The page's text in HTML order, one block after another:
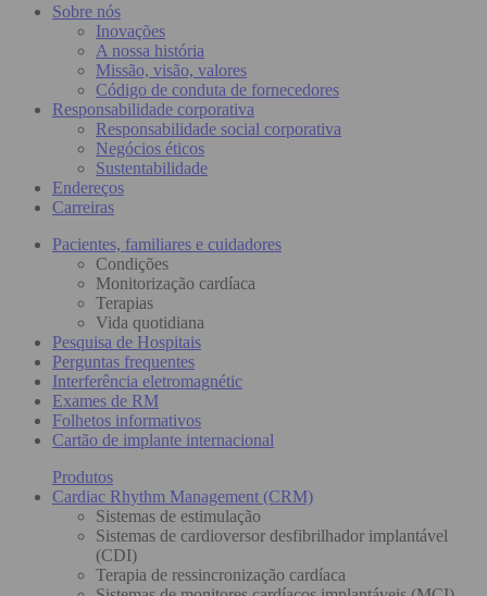
Sobre nós
Inovações
A nossa história
Missão, visão, valores
Código de conduta de fornecedores
Responsabilidade corporativa
Responsabilidade social corporativa
Negócios éticos
Sustentabilidade
Endereços
Carreiras
Pacientes, familiares e cuidadores
Condições
Monitorização cardíaca
Terapias
Vida quotidiana
Pesquisa de Hospitais
Perguntas frequentes
Interferência eletromagnétic
Exames de RM
Folhetos informativos
Cartão de implante internacional
Produtos
Cardiac Rhythm Management (CRM)
Sistemas de estimulação
Sistemas de cardioversor desfibrilhador implantável
(CDI)
Terapia de ressincronização cardíaca